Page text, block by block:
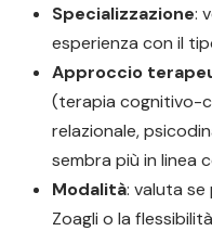
Specializzazione:
esperienza con il
Approccio
(terapia cognitivo-
relazionale,
sembra più in linea
Modalità: valuta
Zoagli o la